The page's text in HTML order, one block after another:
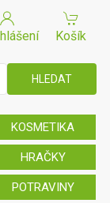
Košík
KOSMETIKA
HRAČKY
POTRAVINY